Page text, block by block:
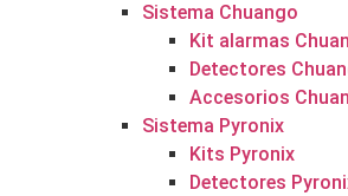
Sistema Chuango
Kit alarmas
Detectores
Accesorios
Sistema Pyronix
Kits Pyronix
Detectores